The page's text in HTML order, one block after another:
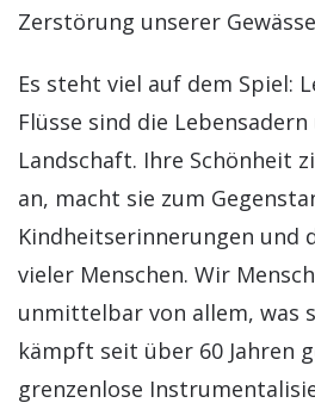
Zerstörung unserer
Es steht viel auf dem Spiel:
Flüsse sind die
Landschaft. Ihre Schönheit
an, macht sie zum
Kindheitserinnerungen und
vieler Menschen. Wir
unmittelbar von allem, was
kämpft seit über 60 Jahren
grenzenlose